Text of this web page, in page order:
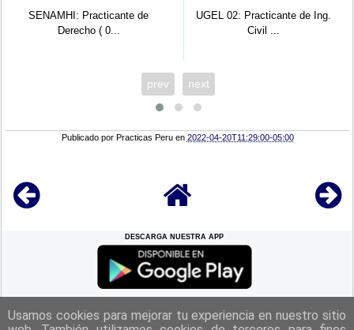
Practicante de
Derecho ( 0...
UGEL 02: Practicante de Ing.
prev next
Publicado por Practicas Peru en 2022-04-20T11:29:00-05:00
DESCARGA NUESTRA APP
REGRESAR A LACIMA
Usamos cookies para mejorar tu experiencia en nuestro sitio